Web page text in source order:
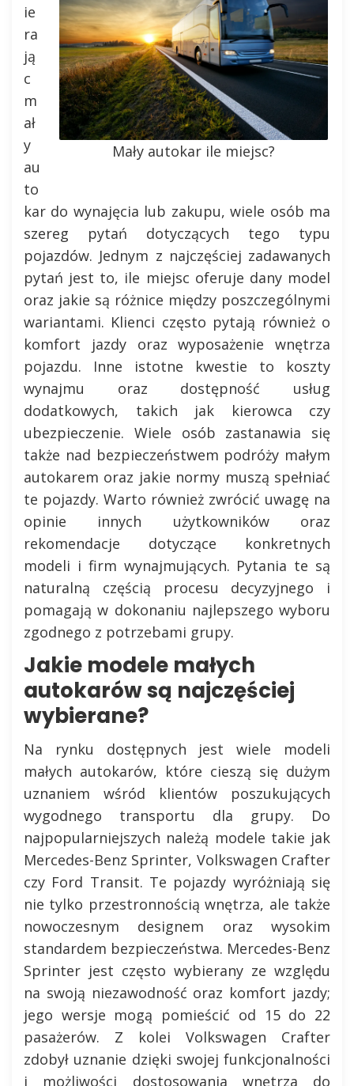
Mały autokar ile miejsc?
ie
ra
ją
c
m
ał
y
au
to
kar do wynajęcia lub zakupu, wiele osób ma
szereg pytań dotyczących tego typu
pojazdów. Jednym z najczęściej zadawanych
pytań jest to, ile miejsc oferuje dany model
oraz jakie są różnice między poszczególnymi
wariantami. Klienci często pytają również o
komfort jazdy oraz wyposażenie wnętrza
pojazdu. Inne istotne kwestie to koszty
wynajmu oraz dostępność usług
dodatkowych, takich jak kierowca czy
ubezpieczenie. Wiele osób zastanawia się
także nad bezpieczeństwem podróży małym
autokarem oraz jakie normy muszą spełniać
te pojazdy. Warto również zwrócić uwagę na
opinie innych użytkowników oraz
rekomendacje dotyczące konkretnych
modeli i firm wynajmujących. Pytania te są
naturalną częścią procesu decyzyjnego i
pomagają w dokonaniu najlepszego wyboru
zgodnego z potrzebami grupy.
Jakie modele małych
autokarów są najczęściej
wybierane?
Na rynku dostępnych jest wiele modeli
małych autokarów, które cieszą się dużym
uznaniem wśród klientów poszukujących
wygodnego transportu dla grupy. Do
najpopularniejszych należą modele takie jak
Mercedes-Benz Sprinter, Volkswagen Crafter
czy Ford Transit. Te pojazdy wyróżniają się
nie tylko przestronnością wnętrza, ale także
nowoczesnym designem oraz wysokim
standardem bezpieczeństwa. Mercedes-Benz
Sprinter jest często wybierany ze względu
na swoją niezawodność oraz komfort jazdy;
jego wersje mogą pomieścić od 15 do 22
pasażerów. Z kolei Volkswagen Crafter
zdobył uznanie dzięki swojej funkcjonalności
i możliwości dostosowania wnętrza do